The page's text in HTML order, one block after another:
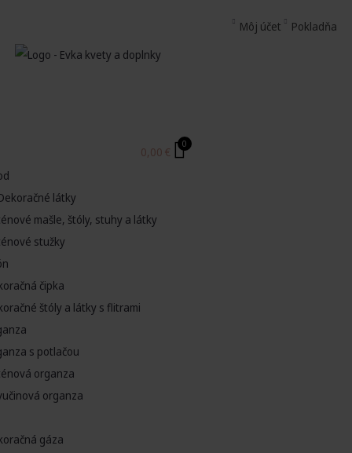
Môj účet Pokladňa
0,00 €
0
látky
mašle, štóly, stuhy a látky
stužky
čipka
štóly a látky s flitrami
s potlačou
organza
organza
gáza